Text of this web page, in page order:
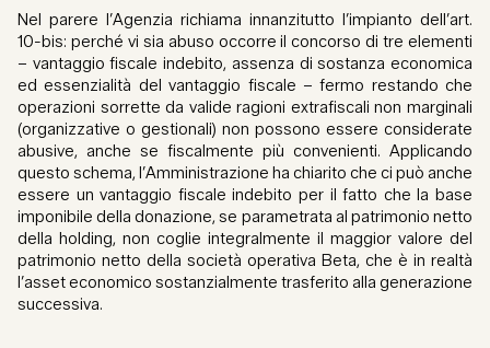
Nel parere l’Agenzia richiama innanzitutto l’impianto dell’art.
10-bis: perché vi sia abuso occorre il concorso di tre elementi
– vantaggio fiscale indebito, assenza di sostanza economica
ed essenzialità del vantaggio fiscale – fermo restando che
operazioni sorrette da valide ragioni extrafiscali non marginali
(organizzative o gestionali) non possono essere considerate
abusive, anche se fiscalmente più convenienti. Applicando
questo schema, l’Amministrazione ha chiarito che ci può anche
essere un vantaggio fiscale indebito per il fatto che la base
imponibile della donazione, se parametrata al patrimonio netto
della holding, non coglie integralmente il maggior valore del
patrimonio netto della società operativa Beta, che è in realtà
l’asset economico sostanzialmente trasferito alla generazione
successiva.